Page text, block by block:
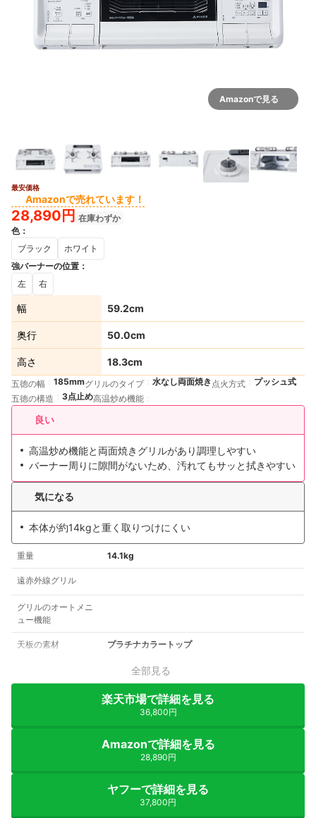
Amazonで見る
最安価格
Amazonで売れています！
28,890円 在庫わずか
色：
ブラック
ホワイト
強バーナーの位置 ：
左
右
幅 59.2cm
奥行 50.0cm
高さ 18.3cm
五徳の幅 185mmグリルのタイプ 水なし両面焼き 点火方式
プッシュ式
五徳の構造
3点止め高温炒め機能
良い
高温炒め機能と両面焼きグリルがあり調理しやすい
バーナー周りに隙間がないため、汚れてもサッと拭きやすい
気になる
本体が約14kgと重く取りつけにくい
重量 14.1kg
遠赤外線グリル
グリルのオートメニ
ュー機能
天板の素材 プラチナカラートップ
全部見る
楽天市場で詳細を見る
36,800円
Amazonで詳細を見る
28,890円
ヤフーで詳細を見る
37,800円